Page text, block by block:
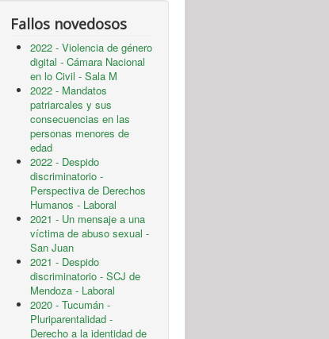
Fallos novedosos
2022 - Violencia de género
digital - Cámara Nacional
en lo Civil - Sala M
2022 - Mandatos
patriarcales y sus
consecuencias en las
personas menores de
edad
2022 - Despido
discriminatorio -
Perspectiva de Derechos
Humanos - Laboral
2021 - Un mensaje a una
víctima de abuso sexual -
San Juan
2021 - Despido
discriminatorio - SCJ de
Mendoza - Laboral
2020 - Tucumán -
Pluriparentalidad -
Derecho a la identidad de